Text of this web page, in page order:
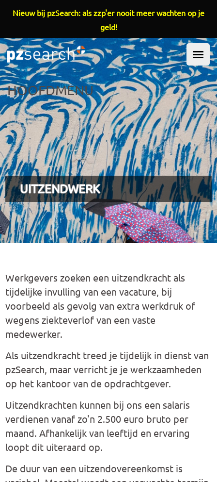
Overslaan en naar de inhoud gaan
HOOFDMENU
UITZENDWERK
Werkgevers zoeken een uitzendkracht als
tijdelijke invulling van een vacature, bij
voorbeeld als gevolg van extra werkdruk of
wegens ziekteverlof van een vaste
medewerker.
Als uitzendkracht treed je tijdelijk in dienst van
pzSearch, maar verricht je je werkzaamheden
op het kantoor van de opdrachtgever.
Uitzendkrachten kunnen bij ons een salaris
verdienen vanaf zo'n 2.500 euro bruto per
maand. Afhankelijk van leeftijd en ervaring
loopt dit uiteraard op.
De duur van een uitzendovereenkomst is
Nieuw bij pzSearch: als zzp'er nooit meer wachten op je
geld!